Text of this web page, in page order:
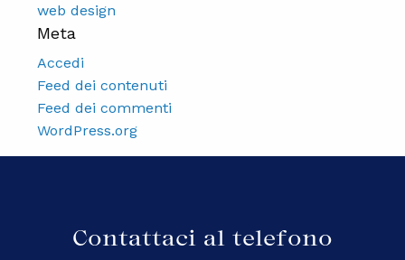
web design
Meta
Accedi
Feed dei contenuti
Feed dei commenti
WordPress.org
Contattaci al telefono